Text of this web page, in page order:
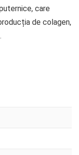
care
de colagen,